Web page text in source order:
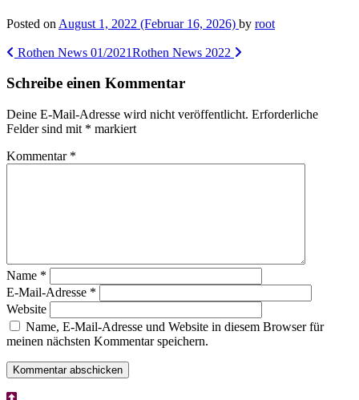
Posted on August 1, 2022 (Februar 16, 2026) by root
Post
navigation
Rothen News 01/2021Rothen News 2022
Schreibe einen Kommentar
Deine E-Mail-Adresse wird nicht veröffentlicht. Erforderliche
Felder sind mit * markiert
Kommentar *
Name *
E-Mail-Adresse *
Website
Name, E-Mail-Adresse und Website in diesem Browser für
meinen nächsten Kommentar speichern.